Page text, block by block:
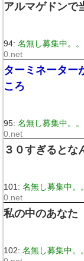
アルマゲドンで
94: 名無し募集中。
0.net
ターミネーター
ころ
95: 名無し募集中。
0.net
３０すぎるとな
101: 名無し募集中。
0.net
私の中のあなた
102: 名無し募集中。